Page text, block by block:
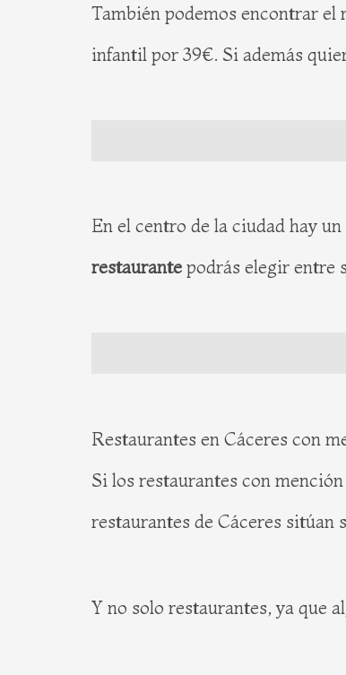
También podemos encontrar el
infantil por 39€. Si además
En el centro de la ciudad hay
restaurante podrás elegir entre
Restaurantes en Cáceres con
Si los restaurantes con
restaurantes de Cáceres sitúan
Y no solo restaurantes, ya que